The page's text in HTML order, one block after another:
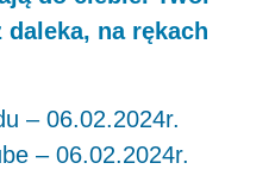
na rękach
– 06.02.2024r.
– 06.02.2024r.